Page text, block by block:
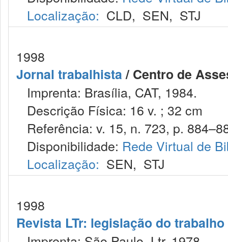
Localização: CLD, SEN, STJ
1998
Jornal trabalhista/ Centro de
Imprenta: Brasília, CAT, 1984.
Descrição Física: 16 v. ; 32 cm
Referência: v. 15, n. 723, p.
Disponibilidade: Rede Virtual de
Localização: SEN, STJ
1998
Revista LTr: legislação do trabalho